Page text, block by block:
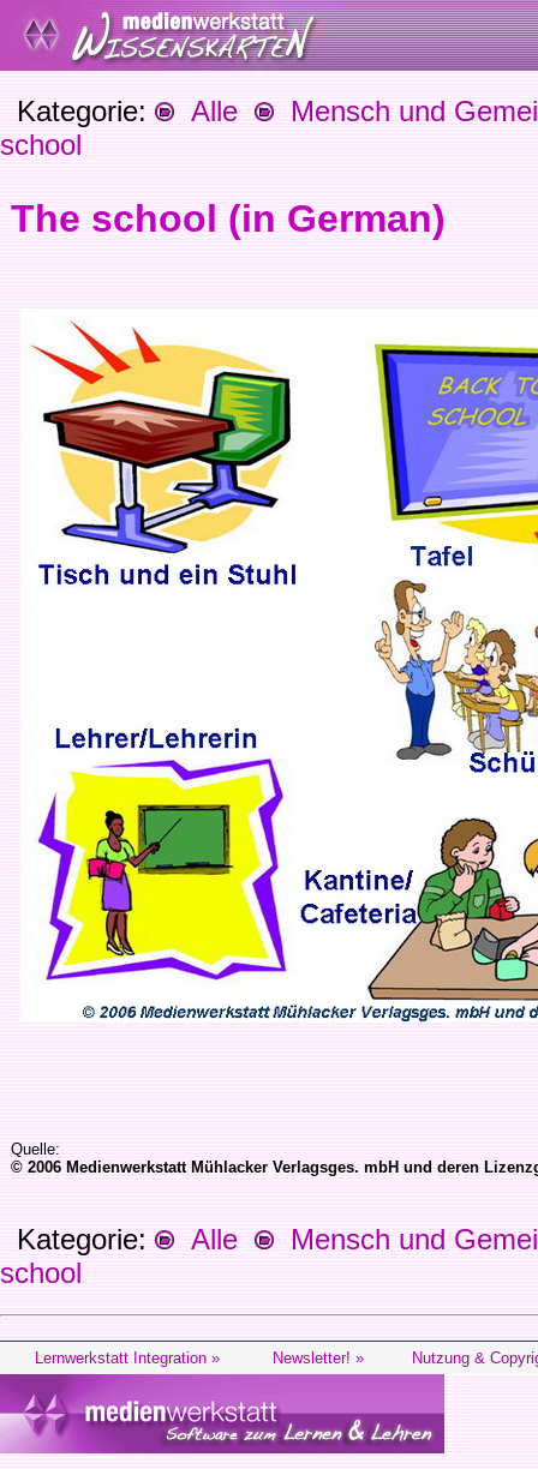
Kategorie: Alle
Mensch und
school
The school (in German)
Quelle:
© 2006 Medienwerkstatt Mühlacker Verlagsges. mbH und deren
Kategorie: Alle
Mensch und
school
Lernwerkstatt Integration » Newsletter! » Nutzung &